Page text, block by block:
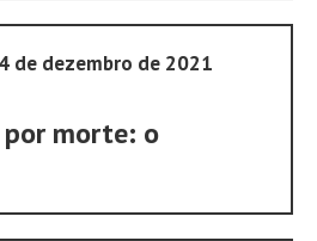
de dezembro de 2021
morte: o